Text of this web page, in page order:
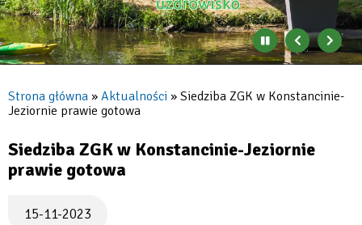
Zatrzymaj
automatyczne
się
banerów
Poprzedni
bannerbaner
Ścieżka
Strona główna Aktualności
Siedziba ZGK w Konstancinie-
Jeziornie prawie gotowa
Siedziba ZGK w Konstancinie-Jeziornie
prawie gotowa
15-11-2023